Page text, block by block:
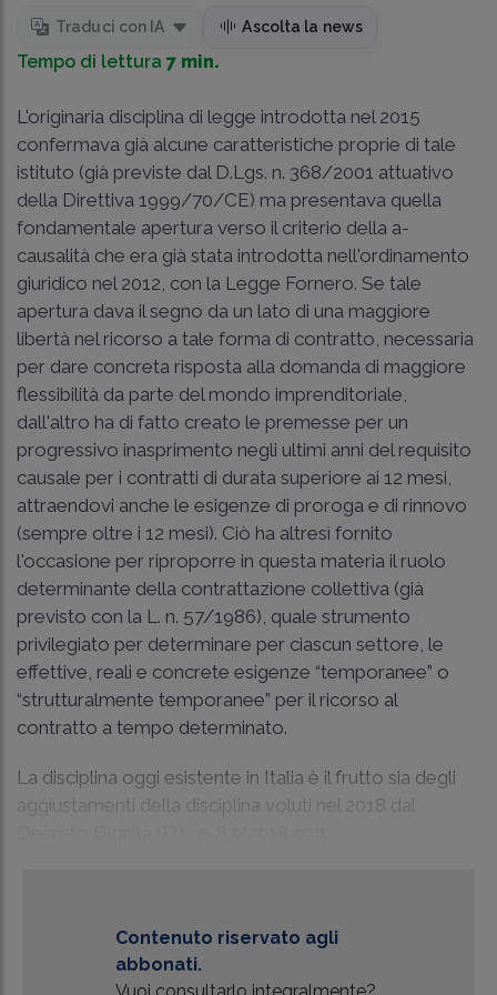
Traduci con IA Ascolta la news
Tempo di lettura 7 min.
L'originaria disciplina di legge introdotta nel 2015
confermava già alcune caratteristiche proprie di tale
istituto (già previste dal D.Lgs. n. 368/2001 attuativo
della Direttiva 1999/70/CE) ma presentava quella
fondamentale apertura verso il criterio della a-
causalità che era già stata introdotta nell'ordinamento
giuridico nel 2012, con la Legge Fornero. Se tale
apertura dava il segno da un lato di una maggiore
libertà nel ricorso a tale forma di contratto, necessaria
per dare concreta risposta alla domanda di maggiore
flessibilità da parte del mondo imprenditoriale,
dall'altro ha di fatto creato le premesse per un
progressivo inasprimento negli ultimi anni del requisito
causale per i contratti di durata superiore ai 12 mesi,
attraendovi anche le esigenze di proroga e di rinnovo
(sempre oltre i 12 mesi). Ciò ha altresì fornito
l'occasione per riproporre in questa materia il ruolo
determinante della contrattazione collettiva (già
previsto con la L. n. 57/1986), quale strumento
privilegiato per determinare per ciascun settore, le
effettive, reali e concrete esigenze “temporanee” o
“strutturalmente temporanee” per il ricorso al
contratto a tempo determinato.
La disciplina oggi esistente in Italia è il frutto sia degli
aggiustamenti della disciplina voluti nel 2018 dal
Contenuto riservato agli
abbonati.
Vuoi consultarlo integralmente?